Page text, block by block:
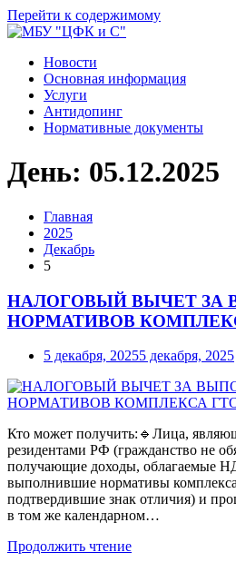
Перейти к содержимому
Новости
Основная информация
Услуги
Антидопинг
Нормативные документы
День: 05.12.2025
Главная
2025
Декабрь
5
НАЛОГОВЫЙ ВЫЧЕТ ЗА
НОРМАТИВОВ
5 декабря, 20255 декабря, 2025
Кто может получить:🔹Лица,
резидентами РФ (гражданство не
получающие доходы, облагаемые
выполнившие нормативы
подтвердившие знак отличия) и
в том же календарном…
Продолжить чтение